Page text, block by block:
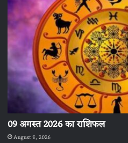
09 अगस्त 2026 का राशिफल
August 9, 2026